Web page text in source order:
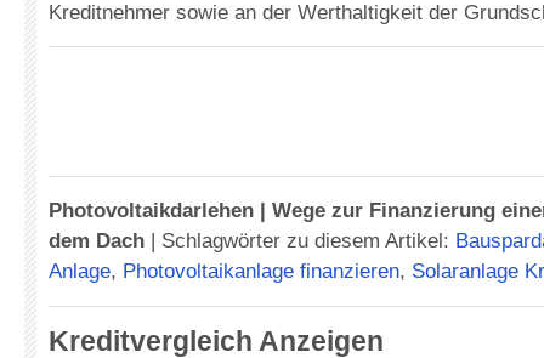
Kreditnehmer sowie an der Werthaltigkeit der
Photovoltaikdarlehen | Wege zur Finanzierung
dem Dach | Schlagwörter zu diesem Artikel:
Anlage, Photovoltaikanlage finanzieren, Solaranlage
Kreditvergleich Anzeigen